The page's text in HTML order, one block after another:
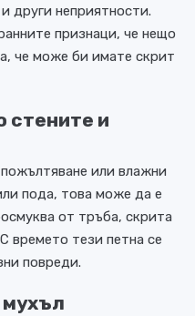
други неприятности.
признаци, че нещо
че може би имате скрит
стените и
или влажни
пода, това може да е
от тръба, скрита
времето тези петна се
повреди.
мухъл